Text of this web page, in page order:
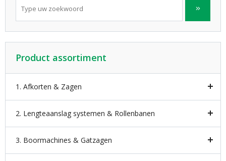
Product assortiment
1. Afkorten & Zagen
2. Lengteaanslag systemen & Rollenbanen
3. Boormachines & Gatzagen